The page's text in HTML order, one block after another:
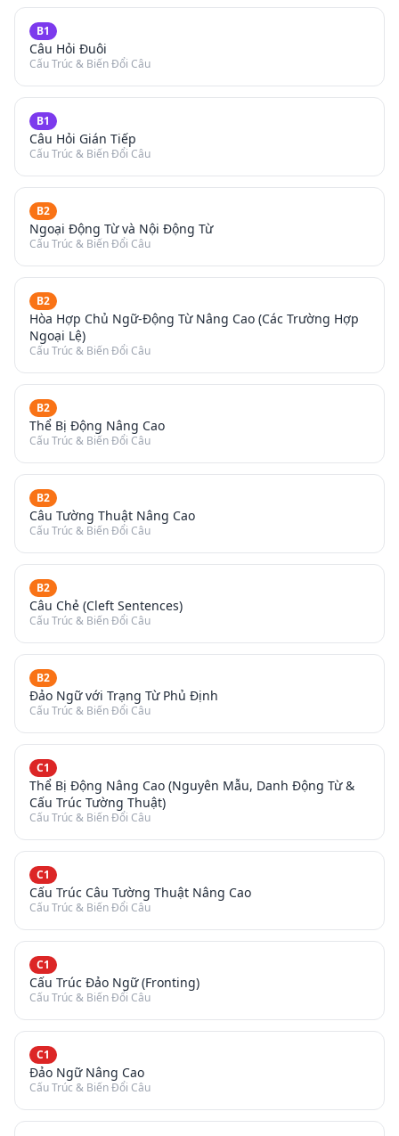
B1
Câu Hỏi Đuôi
Cấu Trúc & Biến Đổi Câu
B1
Câu Hỏi Gián Tiếp
Cấu Trúc & Biến Đổi Câu
B2
Ngoại Động Từ và Nội Động Từ
Cấu Trúc & Biến Đổi Câu
B2
Hòa Hợp Chủ Ngữ-Động Từ Nâng Cao (Các Trường Hợp
Ngoại Lệ)
Cấu Trúc & Biến Đổi Câu
B2
Thể Bị Động Nâng Cao
Cấu Trúc & Biến Đổi Câu
B2
Câu Tường Thuật Nâng Cao
Cấu Trúc & Biến Đổi Câu
B2
Câu Chẻ (Cleft Sentences)
Cấu Trúc & Biến Đổi Câu
B2
Đảo Ngữ với Trạng Từ Phủ Định
Cấu Trúc & Biến Đổi Câu
C1
Thể Bị Động Nâng Cao (Nguyên Mẫu, Danh Động Từ &
Cấu Trúc Tường Thuật)
Cấu Trúc & Biến Đổi Câu
C1
Cấu Trúc Câu Tường Thuật Nâng Cao
Cấu Trúc & Biến Đổi Câu
C1
Cấu Trúc Đảo Ngữ (Fronting)
Cấu Trúc & Biến Đổi Câu
C1
Đảo Ngữ Nâng Cao
Cấu Trúc & Biến Đổi Câu